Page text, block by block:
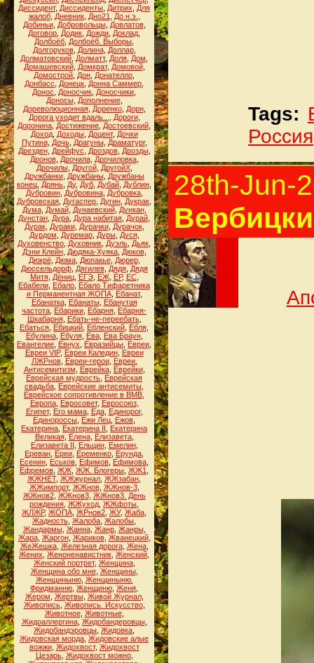
Диссидент, Диссиденты Дитрих
Для
жалоб, Дневник, Дно21 До н.э.
Добиньи, Добровольцы, Довлатов,
Договор Додик Дожди Доклад
Долбоёб Долбоёб. Выборы
Долгоруков, Долина, Доллар,
Долматовский Долматт, Доля Дом
Домашевский, Домкрат, Домовой,
Домострой Дон Донателло
Донбасс
Донецк Донна Саммер
Донос
Доносчик Доносчики
Доносы, Дополнение,
Дореволюционная, Доренко, Дорн,
Дорога уходит вдаль...
Дороги,
Доронина Достижение Достоевский
Доход, Доходы, Доцент, Дочки
Путина, Дочь, Драгуны, Драматург,
Дрезден, Дрейфус Дроздов, Дрозды,
Дронов, Дрочила, Дрочиловка,
Дрочилы, Другой, ДругойХ,
Дружбанки, Дружбаны, Дружбаны
конец Дрянь Ду, Дуб Дубай Дублин
Дубровин, Дубровина, Дубровка,
Дубровская Дугаспер Дугин Дукрак
Дума, Думай, Дунаевский, Дункан,
Дунстан Дура Дура набитая Дурай
Дурак, Дураки, Дурачки, Дурачок,
Дурдом
Дуремар, Дуры, Дуся,
Духовенство Духовник Дуэль Дьяк
Дэни Клейн, Дюдяка-Хуяка, Дюков,
Дюкрё, Дюма, Дюпакье, Дюрер,
Дюссельдорф, Дягилев, Дядя, Дядя
Митя, Дёниц, ЕГЭ, ЕЖ, ЕР, ЕС,
Ебабели Ебало Ебало Тифаретника
и Перманентная ЖОПА, Ебанат,
Ебанатка, Ебанаты, Ебанутая
частота Ебарики Ебарня Ебарня-
Шкабарня, Ебать-не-переебать,
Ебаться Ебицкий Ебленский Ебля
Ебулина, Ебуля, Ева, Ева Браун,
Евангелие Евнух Евразийцы Евреи
Евреи VIP, Евреи Каледин, Евреи
ЛЖРнов, Евреи-герои, Евреи.
Антисемитизм
Еврейка, Еврейки,
Еврейская мудрость Еврейская
свадьба Еврейские антисемиты
Еврейское сопротивление в ВМВ
Европа, Евросовет, Евросоюз,
Египет, Его мама, Еда, Единорог,
Единороссы Ежи Лец Ежов
Екатерина Екатерина II
Екатерина
Великая, Елена, Елизавета,
Елизавета II
Ельцин, Емелин,
Ереван Ереи Еременко Ерунда
Есенин Еськов Ефимов Ефимова
Ефремов ЖЖ ЖЖ. Блогеры ЖЖ1
ЖЖНЕТ, ЖЖжурнал ЖЖзабан
ЖЖимпорт, ЖЖнов, ЖЖнов-3,
ЖЖнов2, ЖЖнов3, ЖЖнов3. День
рождения ЖЖуход ЖЖфоты
ЖЛЖР, ЖОПА ЖРнов2 ЖУ, Жаба
Жадность Жалоба Жалобы
Жандармы, Жанна, Жанр, Жанры,
Жара, Жаргон, Жариков, Жванецкий,
ЖеЖешка, Железная дорога, Жена,
Жених Женоненавистник Женский
Женский портрет, Женщина,
Женщина обо мне, Женщины,
Женщиныню, Женщиныню.
Фридманню Женщиню Женя
Жером Жертвы, Живой Журнал,
Живопись, Живопись. Искусство,
Животное, Животные,
Жидоаллергина, Жидобандеровцы,
Жидобандэровцы Жидовка
Жидовская морда Жидовские алые
вожжи, Жидохвост, Жидохвост
Цезарь, Жидохвост можно,
Tags:
Россия
28th-Jun-